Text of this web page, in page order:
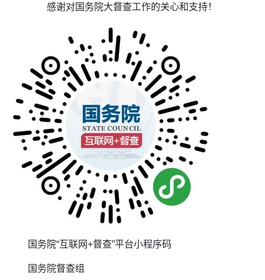
感谢对国务院大督查工作的关心和支持！
国务院“互联网+督查”平台小程序码
国务院督查组